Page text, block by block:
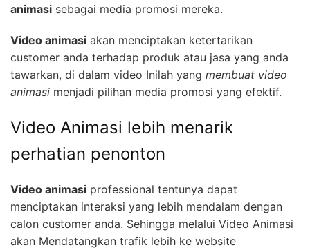
animasi sebagai media promosi mereka.
Video animasi akan menciptakan ketertarikan
customer anda terhadap produk atau jasa yang anda
tawarkan, di dalam video Inilah yang membuat video
animasi menjadi pilihan media promosi yang efektif.
Video Animasi lebih menarik
perhatian penonton
Video animasi professional tentunya dapat
menciptakan interaksi yang lebih mendalam dengan
calon customer anda. Sehingga melalui Video Animasi
akan Mendatangkan trafik lebih ke website